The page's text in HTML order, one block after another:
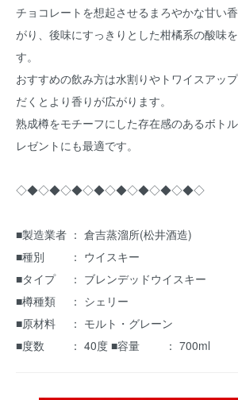
チョコレートを想起させるまろやかな甘い
がり、後味にすっきりとした柑橘系の酸味
す。
おすすめの飲み方は水割りやトワイスアッ
だくとより香りが広がります。
熟成樽をモチーフにした存在感のあるボト
レゼントにも最適です。
◇◆◇◆◇◆◇◆◇◆◇◆◇◆◇◆◇
■製造業者 ： 倉吉蒸溜所(松井酒造)
■種別 ： ウイスキー
■タイプ ： ブレンデッドウイスキー
■樽種類 ： シェリー
■原材料 ： モルト・グレーン
■度数 ： 40度 ■容量 ： 700ml